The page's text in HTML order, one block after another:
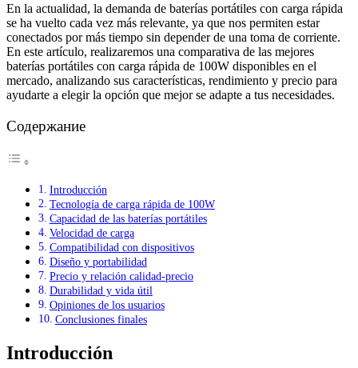
En la actualidad, la demanda de baterías portátiles con carga rápida
se ha vuelto cada vez más relevante, ya que nos permiten estar
conectados por más tiempo sin depender de una toma de corriente.
En este artículo, realizaremos una comparativa de las mejores
baterías portátiles con carga rápida de 100W disponibles en el
mercado, analizando sus características, rendimiento y precio para
ayudarte a elegir la opción que mejor se adapte a tus necesidades.
Содержание
Introducción
Tecnología de carga rápida de 100W
Capacidad de las baterías portátiles
Velocidad de carga
Compatibilidad con dispositivos
Diseño y portabilidad
Precio y relación calidad-precio
Durabilidad y vida útil
Opiniones de los usuarios
Conclusiones finales
Introducción